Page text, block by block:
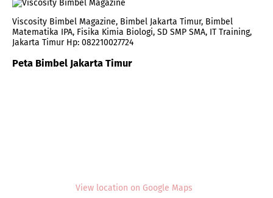
Viscosity Bimbel Magazine, Bimbel Jakarta Timur, Bimbel
Matematika IPA, Fisika Kimia Biologi, SD SMP SMA, IT Training,
Jakarta Timur Hp: 082210027724
Peta Bimbel Jakarta Timur
View location on Google Maps